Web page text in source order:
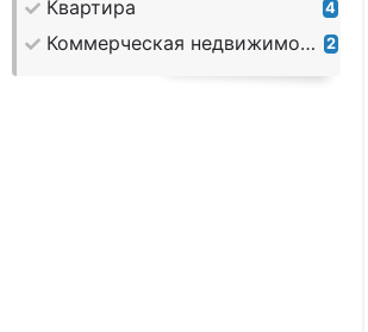
Квартира 4
Коммерческая недвижимость 2